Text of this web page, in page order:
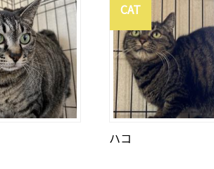
CAT
ハコ